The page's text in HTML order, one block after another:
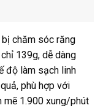
bị chăm sóc răng
139g, dễ dàng
độ làm sạch linh
phù hợp với
mẽ 1.900 xung/phút